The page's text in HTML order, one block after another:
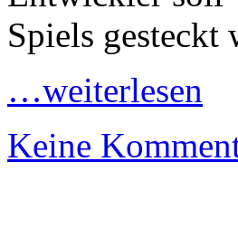
Spiels gesteckt
…weiterlesen
Keine